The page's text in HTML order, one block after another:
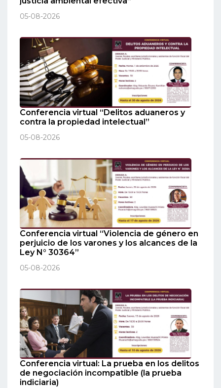
05-08-2026
Conferencia virtual “Delitos aduaneros y
contra la propiedad intelectual”
05-08-2026
Conferencia virtual “Violencia de género en
perjuicio de los varones y los alcances de la
Ley N° 30364”
05-08-2026
Conferencia virtual: La prueba en los delitos
de negociación incompatible (la prueba
indiciaria)